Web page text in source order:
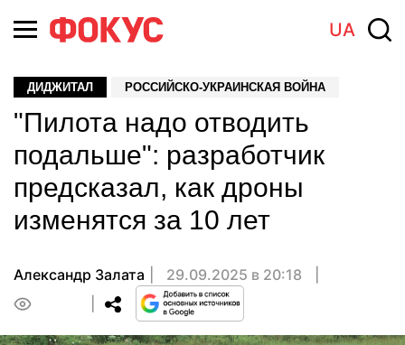
UA
ДИДЖИТАЛ РОССИЙСКО-УКРАИНСКАЯ ВОЙНА
"Пилота надо отводить
подальше": разработчик
предсказал, как дроны
изменятся за 10 лет
Александр Залата
29.09.2025 в 20:18